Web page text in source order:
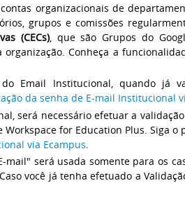
organizacionais de
grupos e comissões
(CECs), que são Grupos do
Conheça a
Email Institucional, quando já
da senha de E-mail Institucional
será necessário efetuar a
for Education Plus. Siga
via Ecampus
mail" será usada somente para os
você já tenha efetuado a